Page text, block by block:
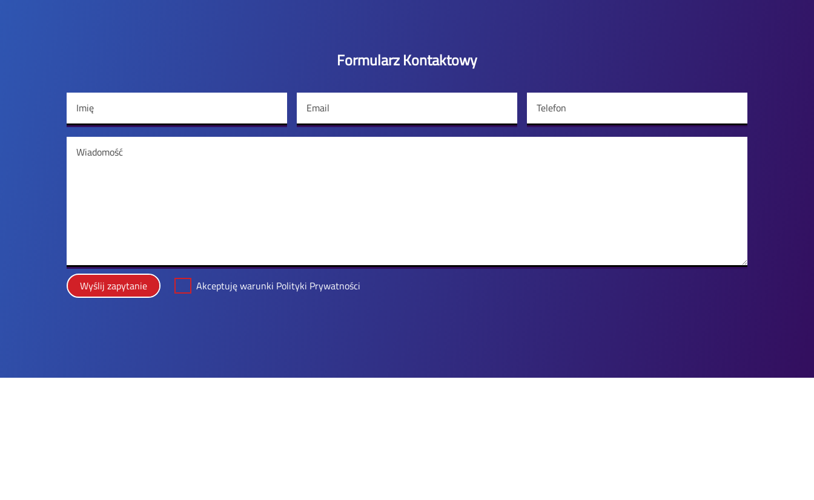
Formularz Kontaktowy
Imię Email Telefon
Wiadomość
Wyślij zapytanie Akceptuję warunki Polityki Prywatności